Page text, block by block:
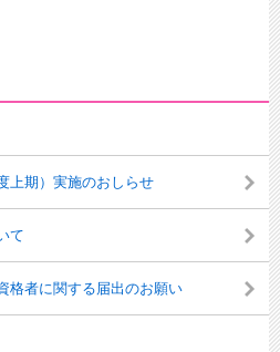
上期）実施のおしらせ
て
格者に関する届出のお願い